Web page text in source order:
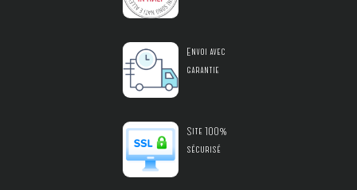
Envoi avec
garantie
Site 100%
sécurisé